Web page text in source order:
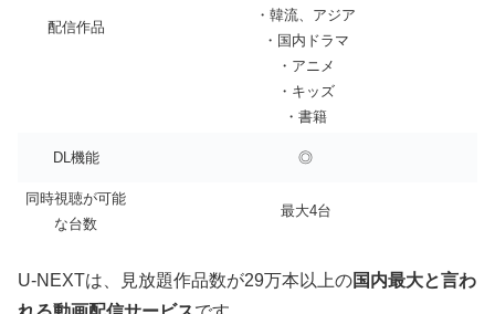
配信作品
・韓流、アジア
・国内ドラマ
・アニメ
・キッズ
・書籍
DL機能 ◎
同時視聴が可能
な台数
最大4台
U-NEXTは、見放題作品数が29万本以上の国内最大と言わ